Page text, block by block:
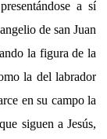
a sí
de san Juan
la figura de la
la del labrador
en su campo la
siguen a Jesús,